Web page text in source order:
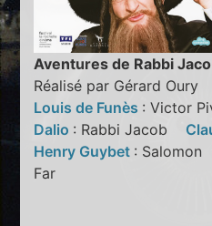
Aventures de Rabbi
Réalisé par Gérard Oury
Louis de Funès : Victor
Dalio : Rabbi Jacob
Henry Guybet : Salomon
Far